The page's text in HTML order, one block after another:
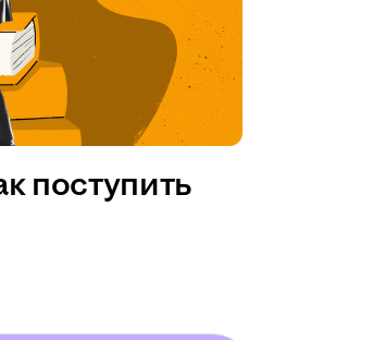
поступить